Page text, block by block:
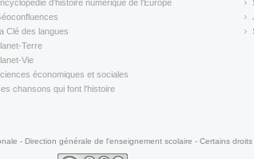
d'histoire numérique de l'Europe
is external)
is external)
Clé des langues
is external)
Terre
is external)
Vie
is external)
économiques et sociales
is external)
chansons qui font l'histoire
- Direction générale de l'enseignement scolaire - Certains droits